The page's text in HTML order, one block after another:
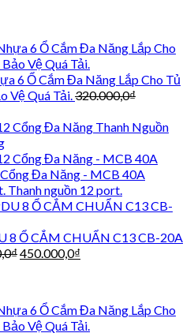
6 Ổ Cắm Đa Năng Lắp Cho Tủ
Vệ Quá Tải.320.000,0₫
Thanh Nguồn
Đa Năng - MCB 40A
Thanh nguồn 12 port.
8 Ổ CẮM CHUẨN C13 CB-20A
₫Giá
450.000,0₫
450.000,0₫.